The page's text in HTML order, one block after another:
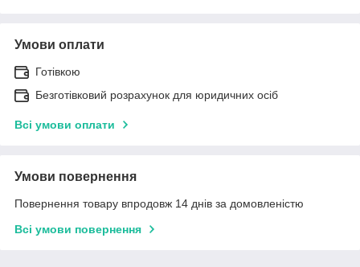
Умови оплати
Готівкою
Безготівковий розрахунок для юридичних осіб
Всі умови оплати
Умови повернення
Повернення товару впродовж 14 днів за домовленістю
Всі умови повернення